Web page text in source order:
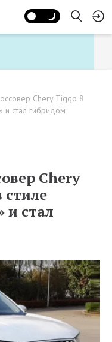
Chery Tiggo 8
и стал гибридом
Chery
стиле
и стал